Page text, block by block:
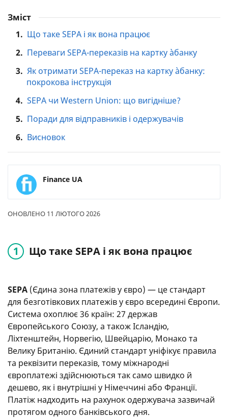
Зміст
1. Що таке SEPA і як вона працює
2. Переваги SEPA-переказів на картку àбанку
3. Як отримати SEPA-переказ на картку àбанку:
покрокова інструкція
4. SEPA чи Western Union: що вигідніше?
5. Поради для відправників і одержувачів
6. Висновок
Finance UA
ОНОВЛЕНО 11 ЛЮТОГО 2026
Що таке SEPA і як вона працює
SEPA (Єдина зона платежів у євро) — це стандарт
для безготівкових платежів у євро всередині Європи.
Система охоплює 36 країн: 27 держав
Європейського Союзу, а також Ісландію,
Ліхтенштейн, Норвегію, Швейцарію, Монако та
Велику Британію. Єдиний стандарт уніфікує правила
та реквізити переказів, тому міжнародні
європлатежі здійснюються так само швидко й
дешево, як і внутрішні у Німеччині або Франції.
Платіж надходить на рахунок одержувача зазвичай
протягом одного банківського дня.